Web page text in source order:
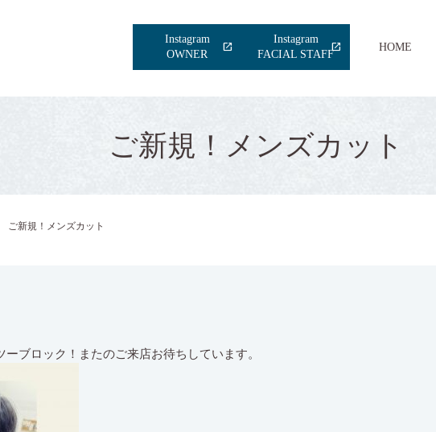
Instagram
OWNER
Instagram
FACIAL STAFF
HOME
ご新規！メンズカット
ご新規！メンズカット
ーブロック！またのご来店お待ちしています。